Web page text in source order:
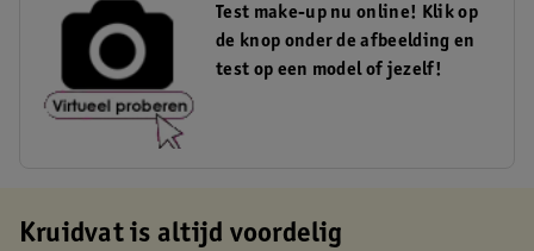
Test make-up nu online! Klik op
de knop onder de afbeelding en
test op een model of jezelf!
Kruidvat is altijd voordelig